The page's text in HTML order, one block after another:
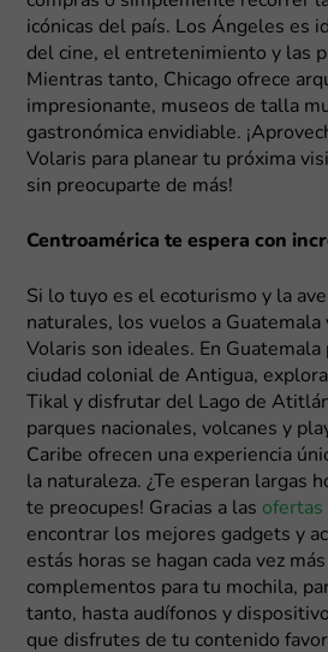
icónicas del país. Los Ángeles es
del cine, el entretenimiento y las
Mientras tanto, Chicago ofrece
impresionante, museos de talla
gastronómica envidiable.
Volaris para planear tu próxima
sin preocuparte de más!
Centroamérica te espera con
Si lo tuyo es el ecoturismo y la
naturales, los vuelos a Guatemala
Volaris son ideales. En
ciudad colonial de Antigua,
Tikal y disfrutar del Lago de
parques nacionales, volcanes y
Caribe ofrecen una experiencia
la naturaleza. ¿Te esperan largas
te preocupes! Gracias a las ofertas
encontrar los mejores gadgets y
estás horas se hagan cada vez
complementos para tu mochila,
tanto, hasta audífonos y
que disfrutes de tu contenido